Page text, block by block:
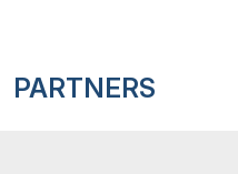
PARTNERS